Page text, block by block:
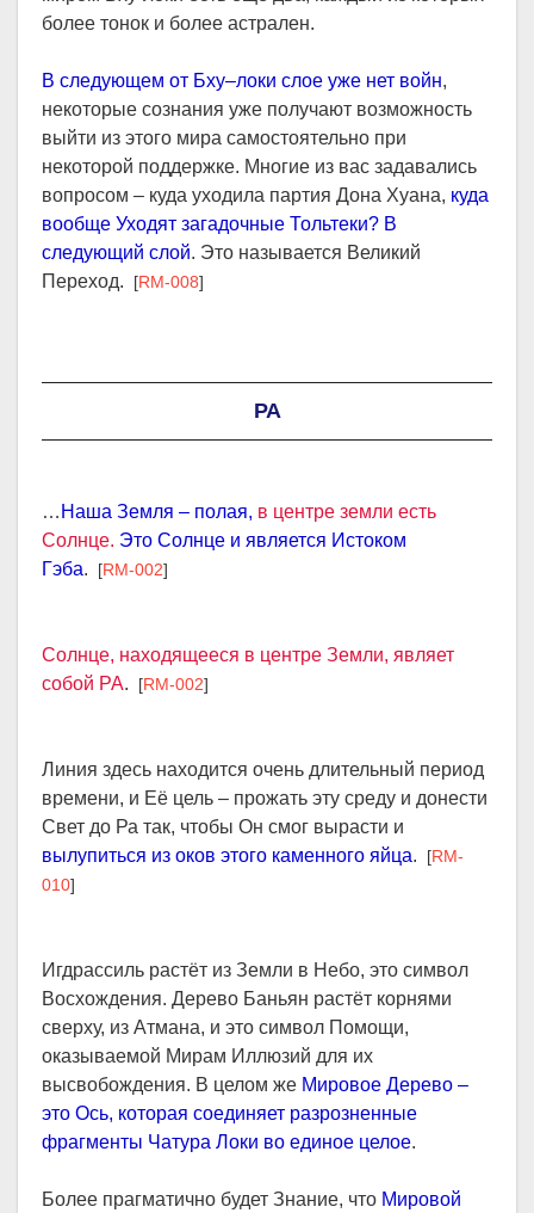
более тонок и более астрален.
В следующем от Бху–локи слое уже нет войн,
некоторые сознания уже получают возможность
выйти из этого мира самостоятельно при
некоторой поддержке. Многие из вас задавались
вопросом – куда уходила партия Дона Хуана, куда
вообще Уходят загадочные Тольтеки? В
следующий слой. Это называется Великий
Переход. [RM-008]
РА
… Наша Земля – полая, в центре земли есть
Солнце. Это Солнце и является Истоком
Гэба. [RM-002]
Солнце, находящееся в центре Земли, являет
собой РА. [RM-002]
Линия здесь находится очень длительный период
времени, и Её цель – прожать эту среду и донести
Свет до Ра так, чтобы Он смог вырасти и
вылупиться из оков этого каменного яйца. [RM-
010]
Игдрассиль растёт из Земли в Небо, это символ
Восхождения. Дерево Баньян растёт корнями
сверху, из Атмана, и это символ Помощи,
оказываемой Мирам Иллюзий для их
высвобождения. В целом же Мировое Дерево –
это Ось, которая соединяет разрозненные
фрагменты Чатура Локи во единое целое.
Более прагматично будет Знание, что Мировой